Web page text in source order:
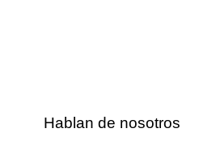
Hablan de nosotros